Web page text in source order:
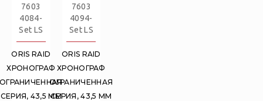
7603
4084-
Set LS
ORIS RAID
ХРОНОГРАФ
СЕРИЯ, 43,5 ММ
7603
4094-
Set LS
ORIS RAID
ХРОНОГРАФ
ОГРАНИЧЕННАЯ
СЕРИЯ, 43,5 ММ